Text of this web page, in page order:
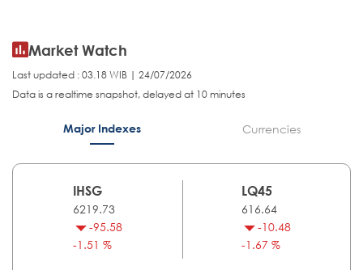
Market Watch
Last updated : 03.18 WIB | 24/07/2026
Data is a realtime snapshot, delayed at 10 minutes
Major Indexes Currencies
IHSG
6219.73
-95.58
-1.51 %
LQ45
616.64
-10.48
-1.67 %